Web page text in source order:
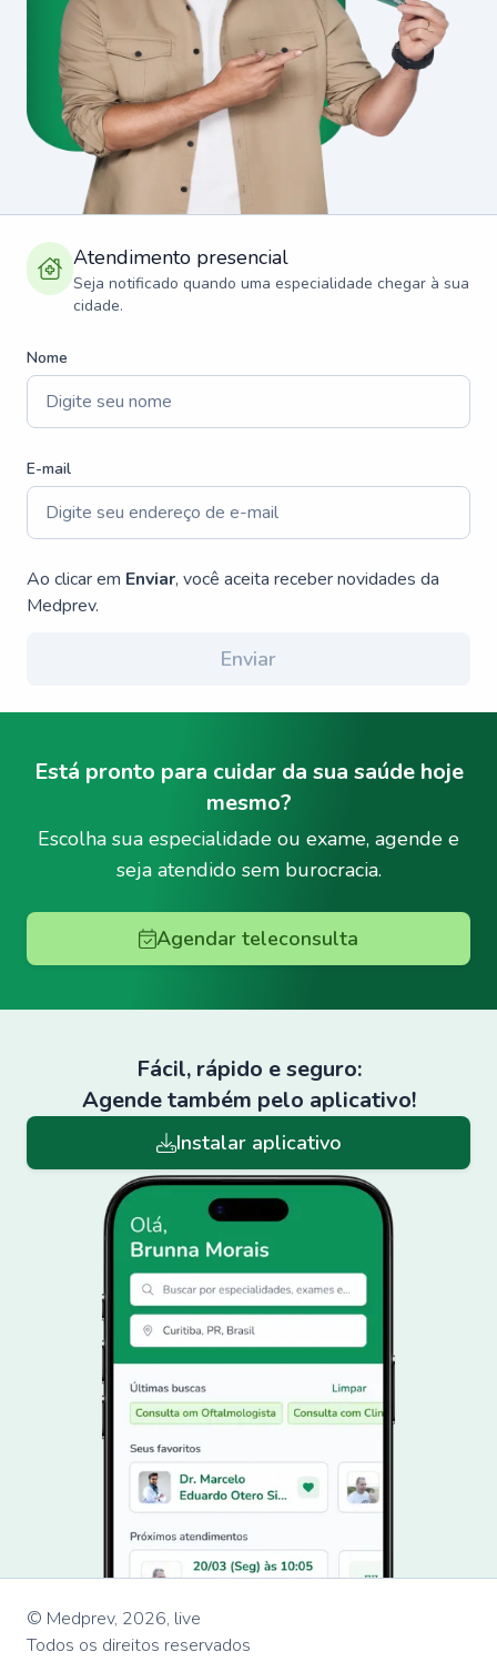
Atendimento presencial
Seja notificado quando uma especialidade chegar à sua
cidade.
Nome
E-mail
Ao clicar em Enviar, você aceita receber novidades da
Medprev.
Enviar
Está pronto para cuidar da sua saúde hoje
mesmo?
Escolha sua especialidade ou exame, agende e
seja atendido sem burocracia.
Agendar teleconsulta
Fácil, rápido e seguro:
Agende também pelo aplicativo!
Instalar aplicativo
© Medprev, 2026, live
Todos os direitos reservados